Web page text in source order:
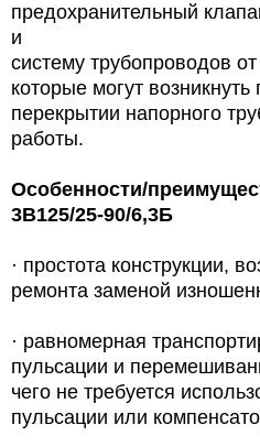
предохранительный
и
систему трубопроводов
которые могут
перекрытии напорного
работы.
Особенности/
3В125/25-90/6,3Б
· простота конструкции,
ремонта заменой
· равномерная
пульсации и
чего не требуется
пульсации или